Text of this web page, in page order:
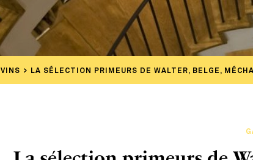
VINS LA SÉLECTION PRIMEURS DE WALTER, BELGE,